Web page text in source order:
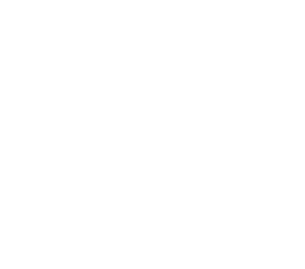
Curtea de Argeș